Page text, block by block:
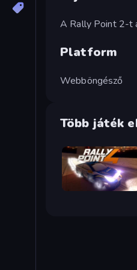
A Rally Point 2-t
Platform
Webböngésző
Több játék
Rally Point 4